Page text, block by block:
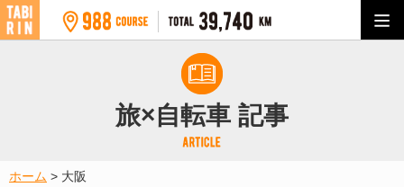
旅×自転車 記事
ホーム > 大阪